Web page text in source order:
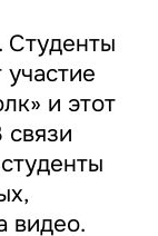
Студенты
и этот
видео.